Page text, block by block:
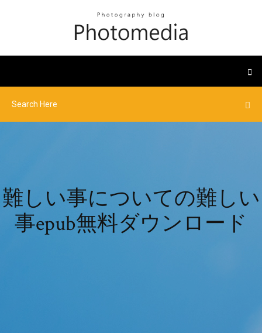
難しい事についての難しい
事epub無料ダウンロード